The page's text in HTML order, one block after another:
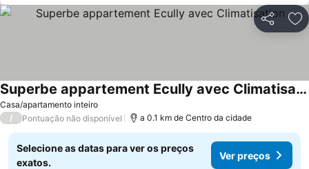
Partilhar
Casa/apartamento inteiro
Superbe appartement Ecully avec Climatisation
/ Pontuação não disponível a 0.1 km de Centro da cidade
Selecione as datas para ver os preços
exatos.
Ver preços